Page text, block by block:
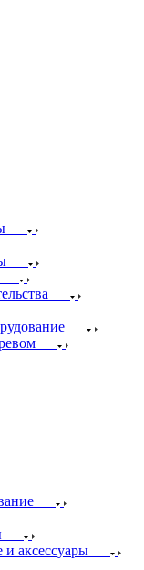
и аксессуары